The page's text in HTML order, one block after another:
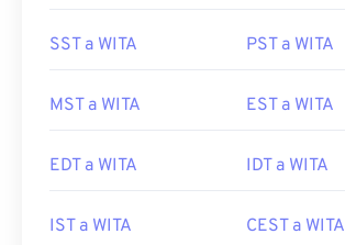
SST a WITA PST a WITA
MST a WITA EST a WITA
EDT a WITA IDT a WITA
IST a WITA CEST a WITA